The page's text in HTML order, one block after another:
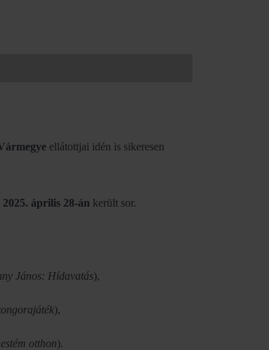
ellátottjai idén is sikeresen
2025. április 28-án került sor.
János: Hídavatás),
),
otthon).